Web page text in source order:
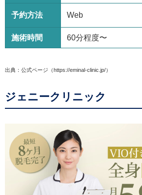
予約方法 Web
施術時間 60分程度〜
出典：公式ページ（https://eminal-clinic.jp/）
ジェニークリニック